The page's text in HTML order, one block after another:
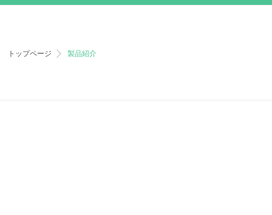
トップページ 製品紹介